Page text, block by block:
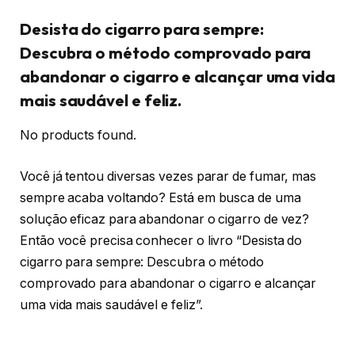
Desista do cigarro para sempre:
Descubra o método comprovado para
abandonar o cigarro e alcançar uma vida
mais saudável e feliz.
No products found.
Você já tentou diversas vezes parar de fumar, mas
sempre acaba voltando? Está em busca de uma
solução eficaz para abandonar o cigarro de vez?
Então você precisa conhecer o livro “Desista do
cigarro para sempre: Descubra o método
comprovado para abandonar o cigarro e alcançar
uma vida mais saudável e feliz”.